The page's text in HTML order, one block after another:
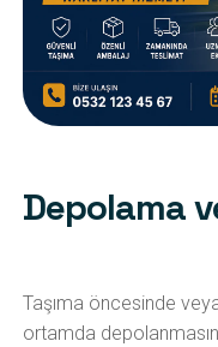
Depolama
Taşıma öncesinde
ortamda